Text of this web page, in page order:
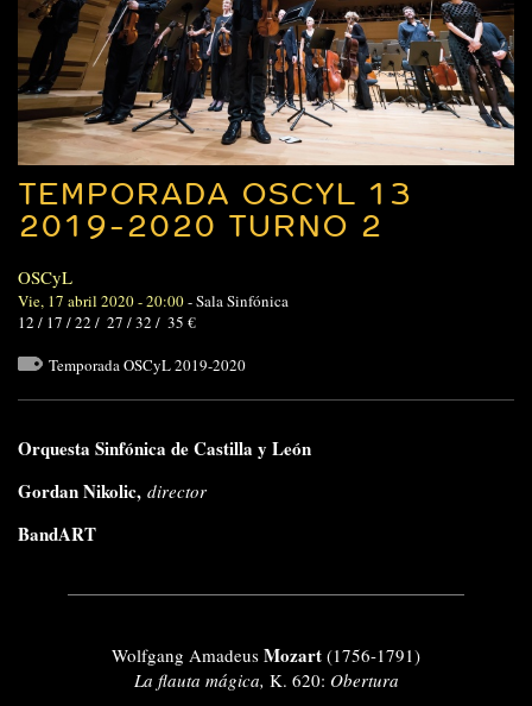
TEMPORADA OSCYL 13
2019-2020 TURNO 2
OSCyL
Vie, 17 abril 2020 - 20:00-Sala Sinfónica
12 / 17 / 22 / 27 / 32 / 35 €
Temporada OSCyL 2019-2020
Orquesta Sinfónica de Castilla y León
Gordan Nikolic, director
BandART
Wolfgang Amadeus Mozart (1756-1791)
La flauta mágica, K. 620: Obertura